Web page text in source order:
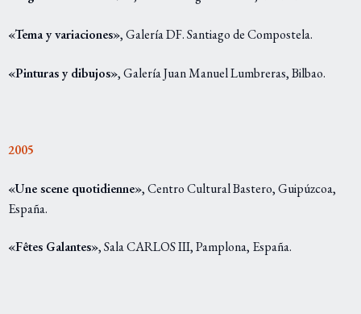
«Tema y variaciones», Galería DF. Santiago de Compostela.
«Pinturas y dibujos», Galería Juan Manuel Lumbreras, Bilbao.
2005
«Une scene quotidienne», Centro Cultural Bastero, Guipúzcoa,
España.
«Fêtes Galantes», Sala CARLOS III, Pamplona, España.